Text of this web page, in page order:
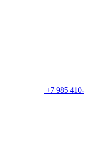
+7 985 410-